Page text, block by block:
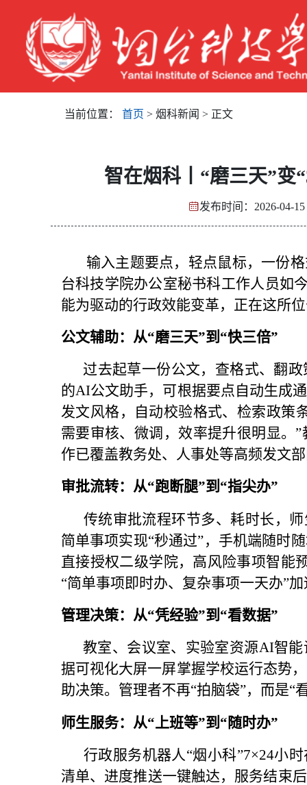
当前位置： 首页 > 烟科新闻 > 正文
智在烟科丨“磨三天”变
发布时间：2026-
输入主题要点，轻点鼠标，一份
台科技学院办公室秘书科工作人员如
能为驱动的行政效能变革，正在这所
公文辅助：从“磨三天”到“快三倍”
过去起草一份公文，查格式、翻
的AI公文助手，可根据要点自动生成
发文风格，自动校验格式、检索政策
需要审核、微调，效率提升很明显。
作已覆盖教务处、人事处等高频发文
审批流转：从“跑断腿”到“指尖办”
传统审批流程环节多、耗时长，
简单事项实现“秒通过”，手机端随时
直接授权二级学院，高风险事项智能
“简单事项即时办、复杂事项一天办”
管理决策：从“凭经验”到“看数据”
教室、会议室、实验室资源AI智
据可视化大屏一屏掌握学校运行态势
助决策。管理者不再“拍脑袋”，而是“
师生服务：从“上班等”到“随时办”
行政服务机器人“烟小科”7×24小
清单、进度推送一键触达，服务结束